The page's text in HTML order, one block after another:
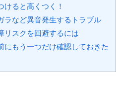
ると高くつく！
など異音発生するトラブル
リスクを回避するには
もう一つだけ確認しておきた